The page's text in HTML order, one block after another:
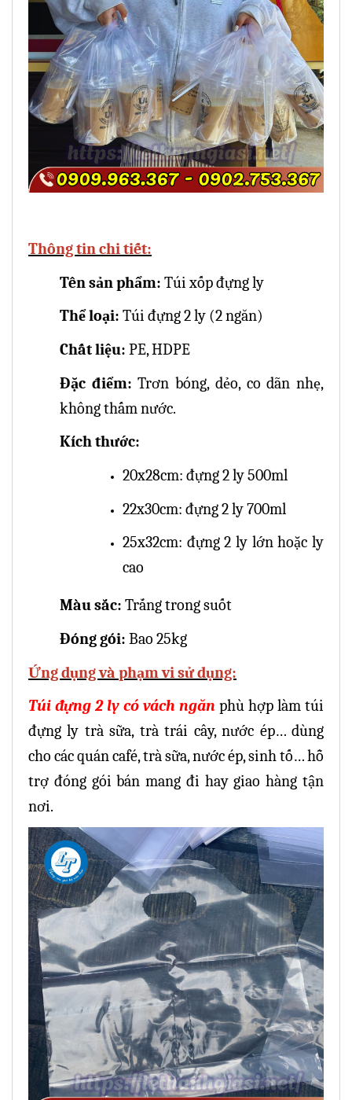
Thông tin chi tiết:
Tên sản phẩm: Túi xốp đựng ly
Thể loại: Túi đựng 2 ly (2 ngăn)
Chất liệu: PE, HDPE
Đặc điểm: Trơn bóng, dẻo, co dãn nhẹ,
không thấm nước.
Kích thước:
20x28cm: đựng 2 ly 500ml
22x30cm: đựng 2 ly 700ml
25x32cm: đựng 2 ly lớn hoặc ly
cao
Màu sắc: Trắng trong suốt
Đóng gói: Bao 25kg
Ứng dụng và phạm vi sử dụng:
Túi đựng 2 ly có vách ngăn phù hợp làm túi
đựng ly trà sữa, trà trái cây, nước ép… dùng
cho các quán café, trà sữa, nước ép, sinh tố… hỗ
trợ đóng gói bán mang đi hay giao hàng tận
nơi.